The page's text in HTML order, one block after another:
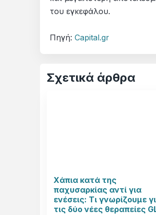
του εγκεφάλου.
Πηγή: Capital.gr
Σχετικά άρθρα
Χάπια κατά της
παχυσαρκίας αντί για
ενέσεις: Τι γνωρίζουμε
τις δύο νέες θεραπείες